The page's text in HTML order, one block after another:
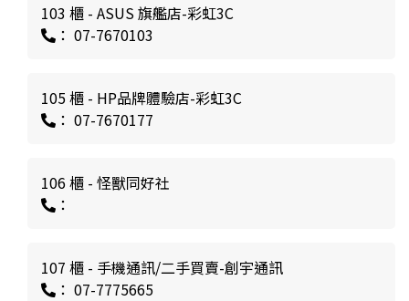
103 櫃 - ASUS 旗艦店-彩虹3C
： 07-7670103
105 櫃 - HP品牌體驗店-彩虹3C
： 07-7670177
106 櫃 - 怪獸同好社
：
107 櫃 - 手機通訊/二手買賣-創宇通訊
： 07-7775665